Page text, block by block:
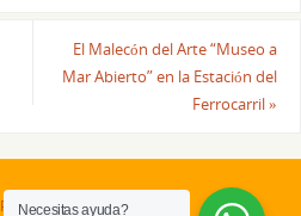
El Malecón del Arte “Museo a
Mar Abierto” en la Estación del
Ferrocarril»
PARABOLA&WORDPRESS.
Necesitas ayuda?